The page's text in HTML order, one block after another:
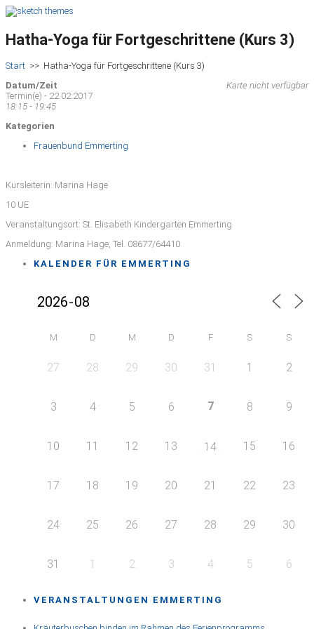
Hatha-Yoga für Fortgeschrittene (Kurs 3)
Start >> Hatha-Yoga für Fortgeschrittene (Kurs 3)
Karte nicht verfügbar
Datum/Zeit
Termin(e) - 22.02.2017
18:15 - 19:45
Kategorien
Frauenbund Emmerting
Kursleiterin: Marina Hage
10 UE
Veranstaltungsort: St. Elisabeth Kindergarten Emmerting
Anmeldung: Marina Hage, Tel. 08677/64410
KALENDER FÜR EMMERTING
M D M D F S S
27 28 29 30 31 1 2
3 4 5 6 7 8 9
10 11 12 13 14 15 16
17 18 19 20 21 22 23
24 25 26 27 28 29 30
31 1 2 3 4 5 6
VERANSTALTUNGEN EMMERTING